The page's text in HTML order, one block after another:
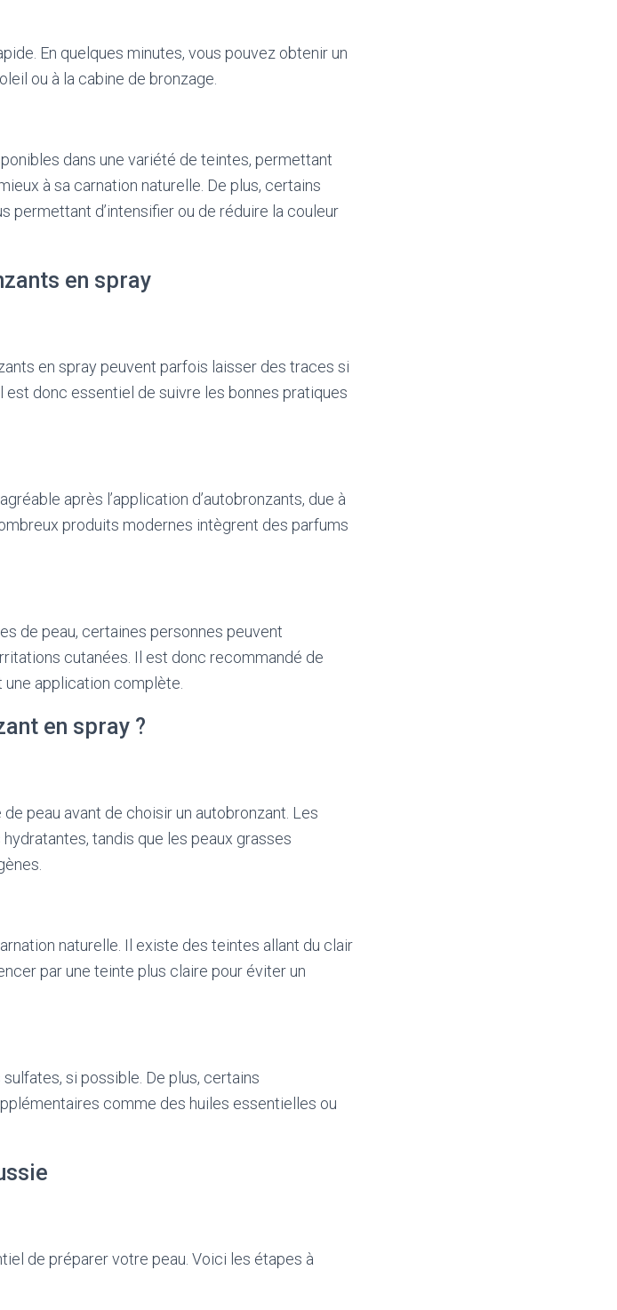
En quelques minutes, vous pouvez obtenir un
ou à la cabine de bronzage.
dans une variété de teintes, permettant
à sa carnation naturelle. De plus, certains
permettant d’intensifier ou de réduire la couleur
en spray
en spray peuvent parfois laisser des traces si
est donc essentiel de suivre les bonnes pratiques
après l’application d’autobronzants, due à
produits modernes intègrent des parfums
de peau, certaines personnes peuvent
cutanées. Il est donc recommandé de
application complète.
en spray ?
peau avant de choisir un autobronzant. Les
tandis que les peaux grasses
naturelle. Il existe des teintes allant du clair
par une teinte plus claire pour éviter un
si possible. De plus, certains
comme des huiles essentielles ou
de préparer votre peau. Voici les étapes à